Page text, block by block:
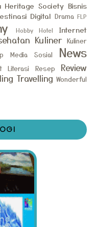
Heritage Society Bisnis
Digital Drama FLP
Hobby Hotel
Internet
Kuliner Kuliner
Media Sosial
News
Literasi Resep
Review
Travelling Wonderful